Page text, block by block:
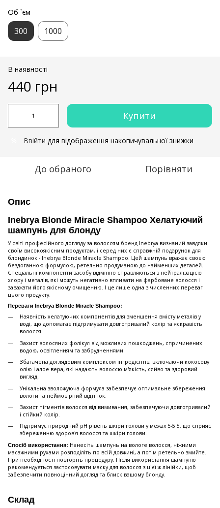
Об `єм
300 1000
В наявності
440 грн
Купити
Ввійти для відображення накопичувальної знижки
До обраного Порівняти
Опис
Inebrya Blonde Miracle Shampoo Хелатуючий
шампунь для блонду
У світі професійного догляду за волоссям бренд Inebrya визнаний завдяки
своїм високоякісним продуктам, і серед них є справжній подарунок для
блондинок - Inebrya Blonde Miracle Shampoo. Цей шампунь вражає своєю
бездоганною формулою, ретельно продуманою до найменших деталей.
Спеціальні компоненти засобу відмінно справляються з нейтралізацією
хлору і металів, які можуть негативно впливати на фарбоване волосся і
заважати його якісному очищенню. І це лише одна з численних переваг
цього продукту.
Переваги Inebrya Blonde Miracle Shampoo:
Наявність хелатуючих компонентів для зменшення вмісту металів у
воді, що допомагає підтримувати довготривалий колір та яскравість
волосся.
Захист волосяних фолікул від можливих пошкоджень, спричинених
водою, освітленням та забрудненнями.
Збагачена доглядовим комплексом інгредієнтів, включаючи кокосову
олію і алое вера, які надають волоссю м'якість, сяйво та здоровий
вигляд.
Унікальна зволожуюча формула забезпечує оптимальне збереження
вологи та неймовірний відтінок.
Захист пігментів волосся від вимивання, забезпечуючи довготривалий
і стійкий колір.
Підтримує природний pH рівень шкіри голови у межах 5-5.5, що сприяє
збереженню здоров'я волосся та шкіри голови.
Спосіб використання: Нанесіть шампунь на вологе волосся, ніжними
масажними рухами розподіліть по всій довжині, а потім ретельно змийте.
При необхідності повторіть процедуру. Після використання шампуню
рекомендується застосовувати маску для волосся з цієї ж лінійки, щоб
забезпечити повноцінний догляд та блиск вашому блонду.
Склад